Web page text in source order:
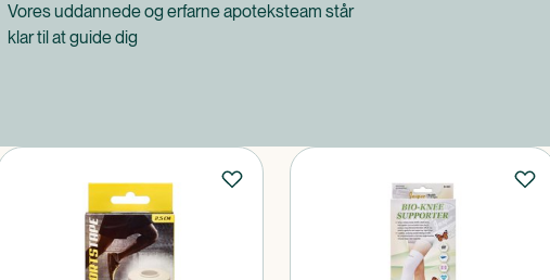
Vores uddannede og erfarne apoteksteam står
klar til at guide dig